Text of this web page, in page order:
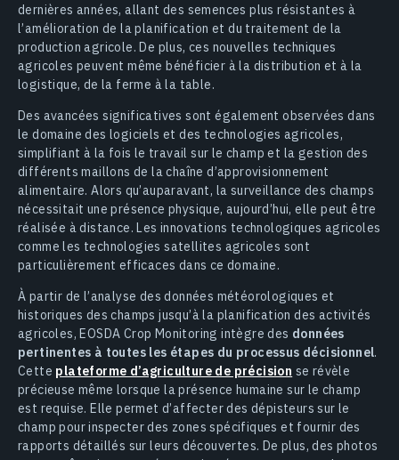
dernières années, allant des semences plus résistantes à
l’amélioration de la planification et du traitement de la
production agricole. De plus, ces nouvelles techniques
agricoles peuvent même bénéficier à la distribution et à la
logistique, de la ferme à la table.
Des avancées significatives sont également observées dans
le domaine des logiciels et des technologies agricoles,
simplifiant à la fois le travail sur le champ et la gestion des
différents maillons de la chaîne d’approvisionnement
alimentaire. Alors qu’auparavant, la surveillance des champs
nécessitait une présence physique, aujourd’hui, elle peut être
réalisée à distance. Les innovations technologiques agricoles
comme les technologies satellites agricoles sont
particulièrement efficaces dans ce domaine.
À partir de l’analyse des données météorologiques et
historiques des champs jusqu’à la planification des activités
agricoles, EOSDA Crop Monitoring intègre des données
pertinentes à toutes les étapes du processus décisionnel.
Cette plateforme d’agriculture de précision se révèle
précieuse même lorsque la présence humaine sur le champ
est requise. Elle permet d’affecter des dépisteurs sur le
champ pour inspecter des zones spécifiques et fournir des
rapports détaillés sur leurs découvertes. De plus, des photos